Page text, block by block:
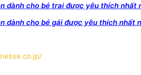
dành cho bé trai được yêu thích nhất
dành cho bé gái được yêu thích nhất